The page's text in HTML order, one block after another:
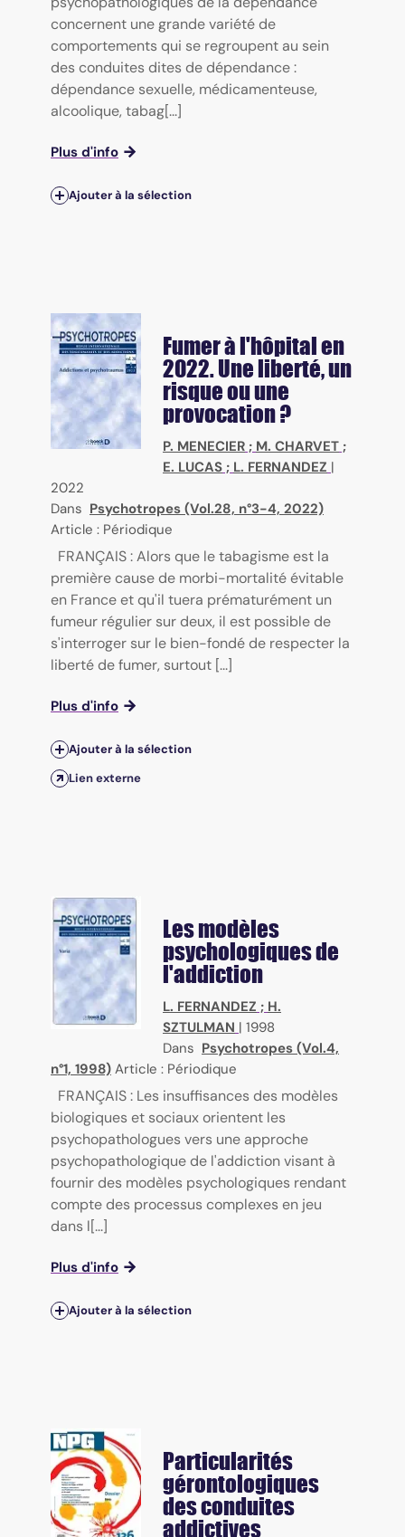
concernent une grande variété de
comportements qui se regroupent au sein
des conduites dites de dépendance :
dépendance sexuelle, médicamenteuse,
alcoolique, tabag[...]
Plus d'info
Ajouter à la sélection
Fumer à l'hôpital en
2022. Une liberté, un
risque ou une
provocation ?
P. MENECIER ; M. CHARVET ;
E. LUCAS ; L. FERNANDEZ |
2022
Dans Psychotropes (Vol.28, n°3-4, 2022)
Article : Périodique
FRANÇAIS : Alors que le tabagisme est la
première cause de morbi-mortalité évitable
en France et qu'il tuera prématurément un
fumeur régulier sur deux, il est possible de
s'interroger sur le bien-fondé de respecter la
liberté de fumer, surtout [...]
Plus d'info
Ajouter à la sélection
Lien externe
Les modèles
psychologiques de
l'addiction
L. FERNANDEZ ; H.
SZTULMAN | 1998
Dans Psychotropes (Vol.4,
n°1, 1998) Article : Périodique
FRANÇAIS : Les insuffisances des modèles
biologiques et sociaux orientent les
psychopathologues vers une approche
psychopathologique de l'addiction visant à
fournir des modèles psychologiques rendant
compte des processus complexes en jeu
dans l[...]
Plus d'info
Ajouter à la sélection
Particularités
gérontologiques
des conduites
addictives